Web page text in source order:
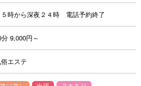
５時から深夜２４時 電話予約終了
9,000円～
エステ